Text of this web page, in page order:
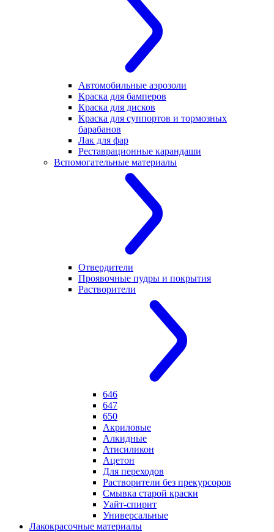
Автомобильные аэрозоли
Краска для бамперов
Краска для дисков
Краска для суппортов и тормозных
барабанов
Лак для фар
Реставрационные карандаши
Вспомогательные материалы
Отвердители
Проявочные пудры и покрытия
Растворители
646
647
650
Акриловые
Алкидные
Атисиликон
Ацетон
Для переходов
Растворители без прекурсоров
Смывка старой краски
Уайт-спирит
Универсальные
Лакокрасочные материалы